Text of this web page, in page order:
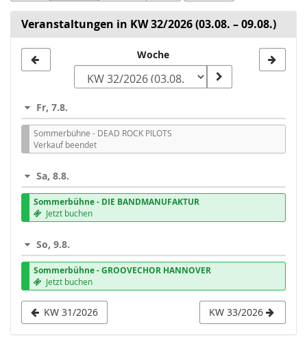
Veranstaltungen in KW 32/2026 (03.08. – 09.08.)
zur
auswählen
Woche
Fr, 7.8.
Sommerbühne - DEAD ROCK PILOTS
Verkauf beendet
Sa, 8.8.
Sommerbühne - DIE BANDMANUFAKTUR
Jetzt buchen
So, 9.8.
Sommerbühne - GROOVECHOR HANNOVER
Jetzt buchen
KW 31/2026 KW 33/2026